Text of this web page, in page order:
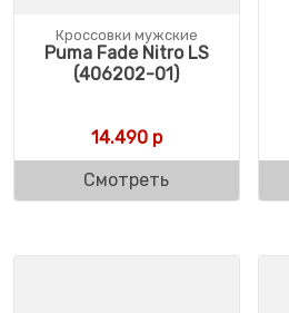
Кроссовки мужские
Puma Fade Nitro LS
(406202-01)
14.490р
Смотреть